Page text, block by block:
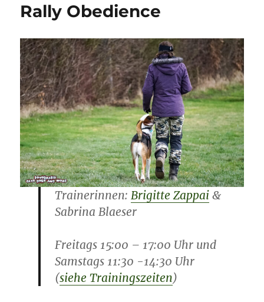
Rally Obedience
Trainerinnen: Brigitte Zappai&
Sabrina Blaeser
Freitags 15:00 – 17:00 Uhr und
Samstags 11:30 -14:30 Uhr
(siehe Trainingszeiten)